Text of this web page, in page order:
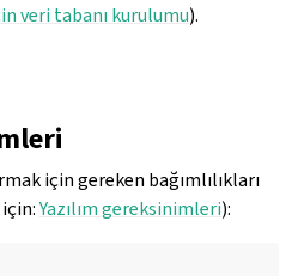
veri tabanı kurulumu).
için gereken bağımlılıkları
için:Yazılım gereksinimleri):